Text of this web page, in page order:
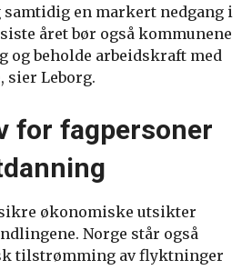
samtidig en markert nedgang i
året bør også kommunene
og beholde arbeidskraft med
sier Leborg.
for fagpersoner
økonomiske utsikter
Norge står også
tilstrømming av flyktninger